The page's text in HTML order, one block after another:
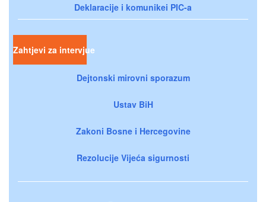
Deklaracije i komunikei PIC-a
Zahtjevi za intervjue
Dejtonski mirovni sporazum
Ustav BiH
Zakoni Bosne i Hercegovine
Rezolucije Vijeća sigurnosti